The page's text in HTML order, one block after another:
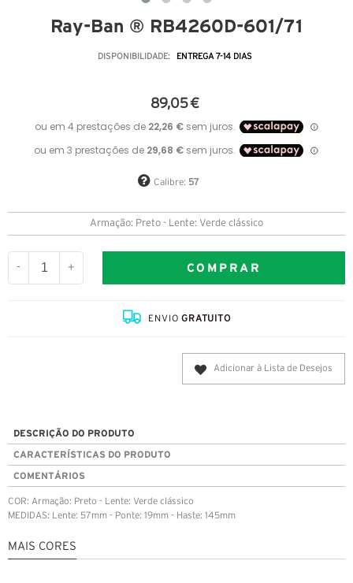
Ray-Ban ® RB4260D-601/71
DISPONIBILIDADE: ENTREGA 7-14 DIAS
89,05 €
Calibre: 57
Armação: Preto - Lente: Verde clássico
- + COMPRAR
ENVIOGRATUITO
Adicionar à Lista de Desejos
DESCRIÇÃO DO PRODUTO
CARACTERÍSTICAS DO PRODUTO
COMENTÁRIOS
COR: Armação: Preto - Lente: Verde clássico
MEDIDAS: Lente: 57mm - Ponte: 19mm - Haste: 145mm
MAIS CORES